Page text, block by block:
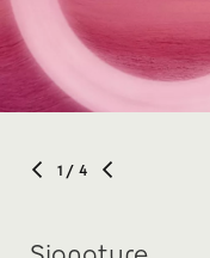
1 / 4